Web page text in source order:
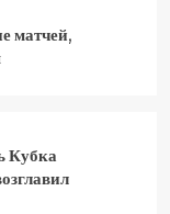
матчей,
Кубка